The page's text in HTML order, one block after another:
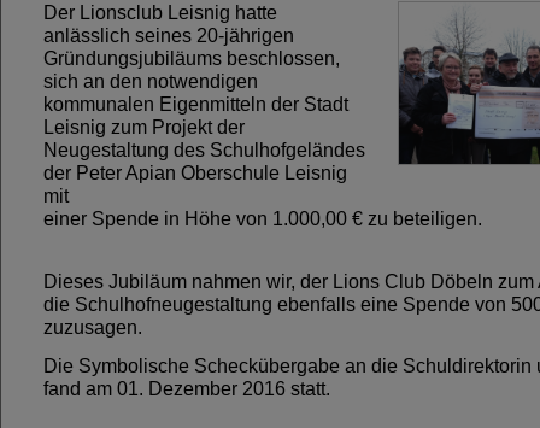
Der Lionsclub Leisnig hatte
anlässlich seines 20-jährigen
Gründungsjubiläums beschlossen,
sich an den notwendigen
kommunalen Eigenmitteln der Stadt
Leisnig zum Projekt der
Neugestaltung des Schulhofgeländes
der Peter Apian Oberschule Leisnig
mit
einer Spende in Höhe von 1.000,00 € zu beteiligen.
Dieses Jubiläum nahmen wir, der Lions Club Döbeln zum
die Schulhofneugestaltung ebenfalls eine Spende von
zuzusagen.
Die Symbolische Scheckübergabe an die Schuldirektorin
fand am 01. Dezember 2016 statt.